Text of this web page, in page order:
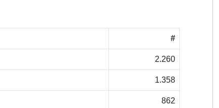
#
2.260
1.358
862